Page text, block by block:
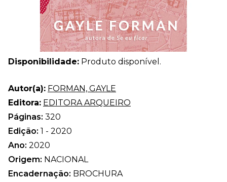
Disponibilidade: Produto disponível.
Autor(a): FORMAN, GAYLE
Editora: EDITORA ARQUEIRO
Páginas: 320
Edição: 1 - 2020
Ano: 2020
Origem: NACIONAL
Encadernação: BROCHURA